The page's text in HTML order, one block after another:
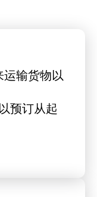
输货物以
预订从起